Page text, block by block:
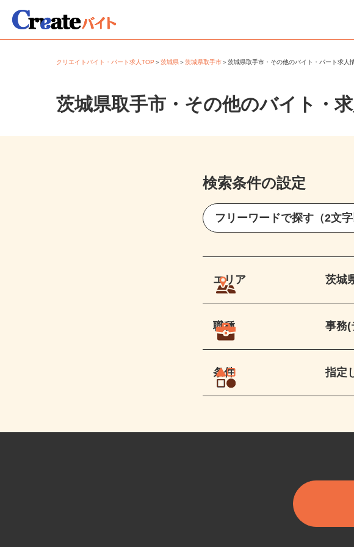
クリエイトバイト・パート求人TOP＞茨城県＞茨城県取手市＞茨城県取手市・その他のバイト・パート求人
茨城県取手市・その他のバイト・
検索条件の設定
エリア 茨城
職種 事務
条件 指定